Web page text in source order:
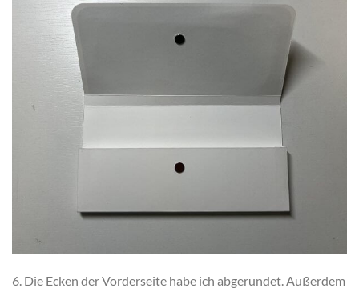
6. Die Ecken der Vorderseite habe ich abgerundet. Außerdem